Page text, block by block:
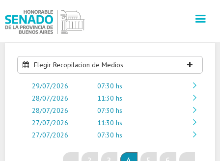
SECRETARÍAS
PRENSA
CULTURA
Elegir Recopilacion de Medios
29/07/2026
07:30 hs
28/07/2026
11:30 hs
28/07/2026
07:30 hs
27/07/2026
11:30 hs
27/07/2026
07:30 hs